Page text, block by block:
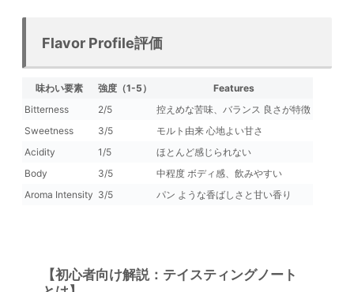
Flavor Profile評価
味わい要素 強度（1-5）
Features
Bitterness
2/5
控えめな苦味、バランス 良さが特徴
Sweetness
3/5
モルト由来 心地よい甘さ
Acidity
1/5
ほとんど感じられない
Body
3/5
中程度 ボディ感、飲みやすい
Aroma Intensity 3/5 パン ような香ばしさと甘い香り
【初心者向け解説：テイスティングノート